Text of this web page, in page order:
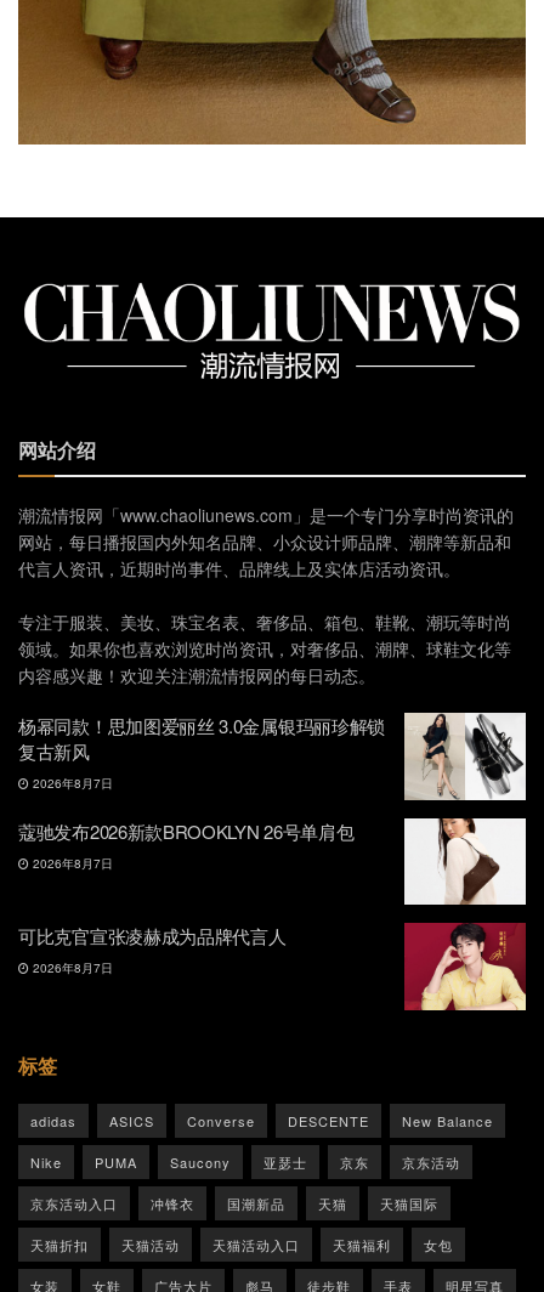
网站介绍
潮流情报网「www.chaoliunews.com」是一个专门分享时尚资讯的
网站，每日播报国内外知名品牌、小众设计师品牌、潮牌等新品和
代言人资讯，近期时尚事件、品牌线上及实体店活动资讯。
专注于服装、美妆、珠宝名表、奢侈品、箱包、鞋靴、潮玩等时尚
领域。如果你也喜欢浏览时尚资讯，对奢侈品、潮牌、球鞋文化等
内容感兴趣！欢迎关注潮流情报网的每日动态。
杨幂同款！思加图爱丽丝 3.0金属银玛丽珍解锁
复古新风
2026年8月7日
蔻驰发布2026新款BROOKLYN 26号单肩包
2026年8月7日
可比克官宣张凌赫成为品牌代言人
2026年8月7日
标签
adidas ASICS Converse DESCENTE New Balance
Nike PUMA Saucony 亚瑟士 京东 京东活动
京东活动入口 冲锋衣 国潮新品 天猫 天猫国际
天猫折扣 天猫活动 天猫活动入口 天猫福利 女包
女装 女鞋 广告大片 彪马 徒步鞋 手表 明星写真